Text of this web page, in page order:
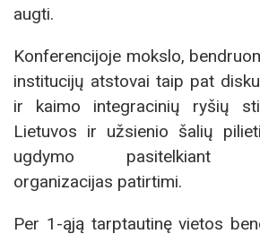
augti.
Konferencijoje mokslo,
institucijų atstovai taip pat
ir kaimo integracinių ryšių
Lietuvos ir užsienio šalių
ugdymo pasitelkiant
organizacijas patirtimi.
Per 1-ąją tarptautinę vietos